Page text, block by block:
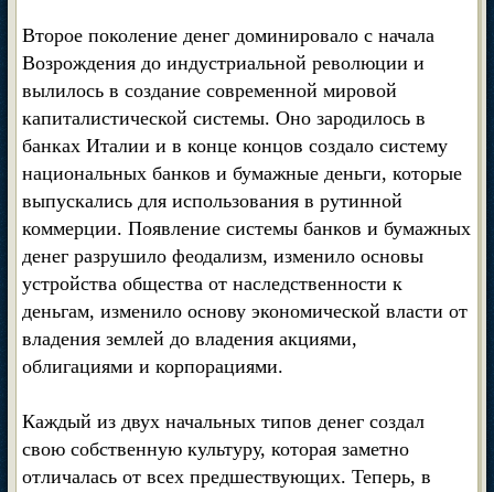
Второе поколение денег доминировало с начала
Возрождения до индустриальной революции и
вылилось в создание современной мировой
капиталистической системы. Оно зародилось в
банках Италии и в конце концов создало систему
национальных банков и бумажные деньги, которые
выпускались для использования в рутинной
коммерции. Появление системы банков и бумажных
денег разрушило феодализм, изменило основы
устройства общества от наследственности к
деньгам, изменило основу экономической власти от
владения землей до владения акциями,
облигациями и корпорациями.
Каждый из двух начальных типов денег создал
свою собственную культуру, которая заметно
отличалась от всех предшествующих. Теперь, в